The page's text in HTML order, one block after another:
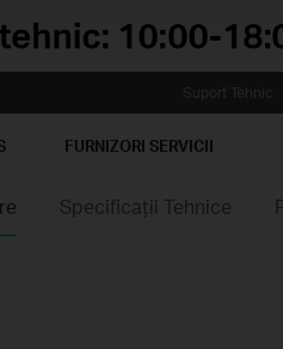
FURNIZORI SERVICII
Specificaţii Tehnice